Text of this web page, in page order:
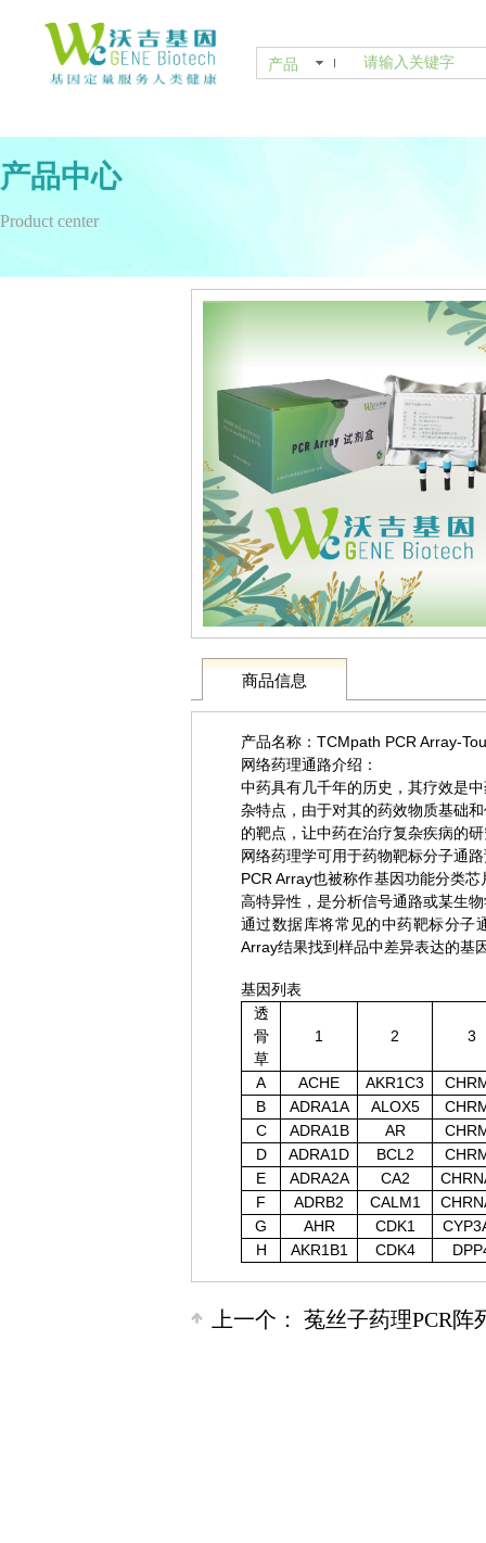
产品中心
Product center
商品信息
产品名称：TCMpath PCR Array-
网络药理通路介绍：
中药具有几千年的历史，其疗效是
杂特点，由于对其的药效物质基础
的靶点，让中药在治疗复杂疾病的
网络药理学可用于药物靶标分子通
PCR Array也被称作基因功能分类
高特异性，是分析信号通路或某生
通过数据库将常见的中药靶标分子
Array结果找到样品中差异表达的基
基因列表
透
骨
草
1 2 3
A ACHE AKR1C3
B
ADRA1A ALOX5
C
ADRA1B AR
D
ADRA1D BCL2
E
ADRA2A CA2
F
ADRB2 CALM1
G
AHR CDK1
H
AKR1B1 CDK4
上一个： 菟丝子药理PCR阵
产品